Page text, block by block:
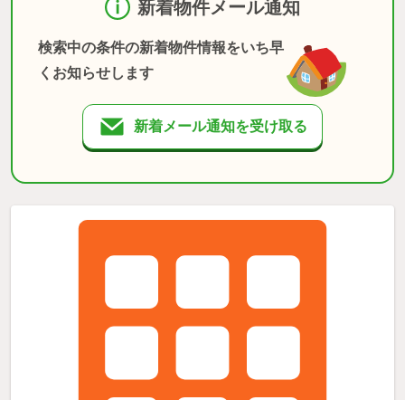
新着物件メール通知
検索中の条件の新着物件情報をいち早
くお知らせします
新着メール通知を受け取る